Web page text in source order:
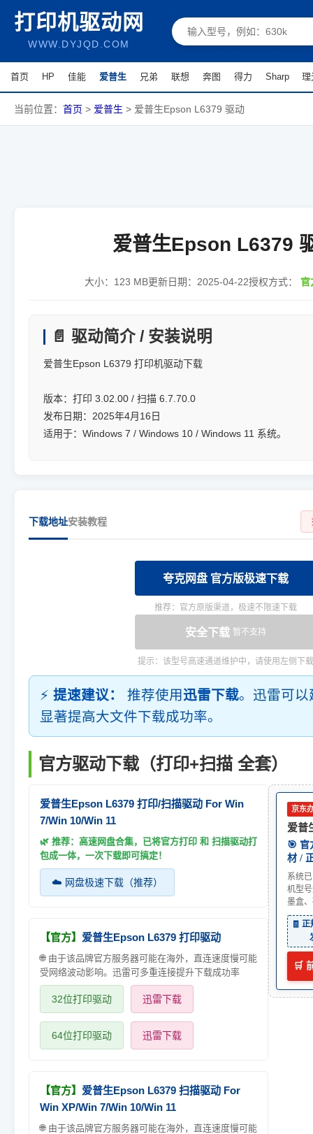
打印机驱动网
WWW.DYJQD.COM
首页 HP 佳能 爱普生 兄弟 联想 奔图 得力 Sharp 理
当前位置： 首页 > 爱普生 > 爱普生Epson L6379 驱动
爱普生Epson L6379
大小： 123 MB更新日期： 2025-04-22授权方式： 官
📄 驱动简介 / 安装说明
爱普生Epson L6379 打印机驱动下载
版本：打印 3.02.00 / 扫描 6.7.70.0
发布日期：2025年4月16日
适用于：Windows 7 / Windows 10 / Windows 11 系统。
下载地址安装教程
夸克网盘 官方版极速下载
推荐：官方原版渠道，极速不限速下载
安全下载 暂不支持
提示：该型号高速通道维护中，请使用左侧下载
⚡ 提速建议： 推荐使用迅雷下载。迅雷可
显著提高大文件下载成功率。
官方驱动下载（打印+扫描 全套）
爱普生Epson L6379 打印/扫描驱动 For Win
7/Win 10/Win 11
🌿 推荐：高速网盘合集，已将官方打印 和 扫描驱动打
包成一体，一次下载即可搞定！
☁️ 网盘极速下载（推荐）
【官方】 爱普生Epson L6379 打印驱动
🌐 由于该品牌官方服务器可能在海外，直连速度慢可能
受网络波动影响。迅雷可多重连接提升下载成功率
32位打印驱动 迅雷下载
64位打印驱动 迅雷下载
【官方】 爱普生Epson L6379 扫描驱动 For
Win XP/Win 7/Win 10/Win 11
🌐 由于该品牌官方服务器可能在海外，直连速度慢可能
京东
爱普
🎯 官
材 /
系统
机型
墨盒
🧾
🛒